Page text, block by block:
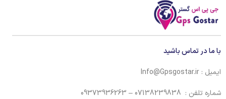
با ما در تماس باشید
ایمیل : Info@Gpsgostar.ir
شماره تلفن : 07138239838 – 09373936263